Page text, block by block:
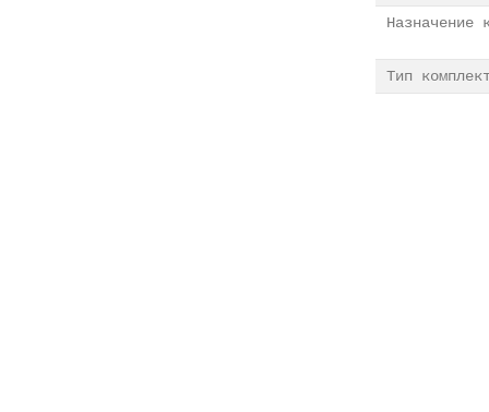
Назначение
Тип